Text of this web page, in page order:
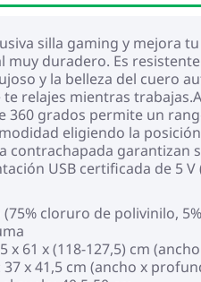
silla gaming y mejora
duradero. Es
y la belleza del cuero
relajes mientras
360 grados permite un
eligiendo la
contrachapada
USB certificada de 5 V
cloruro de polivinilo,
x 61 x (118-127,5) cm
x 41,5 cm (ancho x